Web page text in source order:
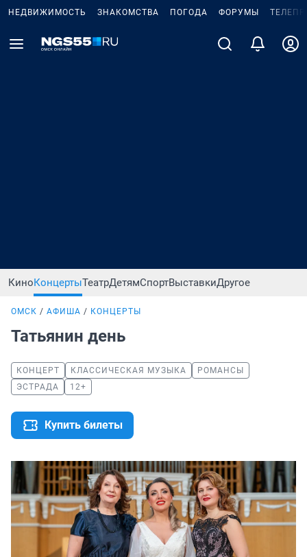
НЕДВИЖИМОСТЬ ЗНАКОМСТВА ПОГОДА ФОРУМЫ
КиноКонцертыТеатрДетямСпортВыставкиДругое
ОМСК АФИША КОНЦЕРТЫ
Татьянин день
КОНЦЕРТ КЛАССИЧЕСКАЯ МУЗЫКА
РОМАНСЫ
ЭСТРАДА
12+
Купить билеты